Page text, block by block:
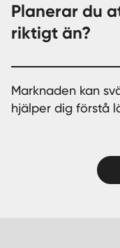
Planerar du
riktigt än?
Marknaden kan
hjälper dig förstå